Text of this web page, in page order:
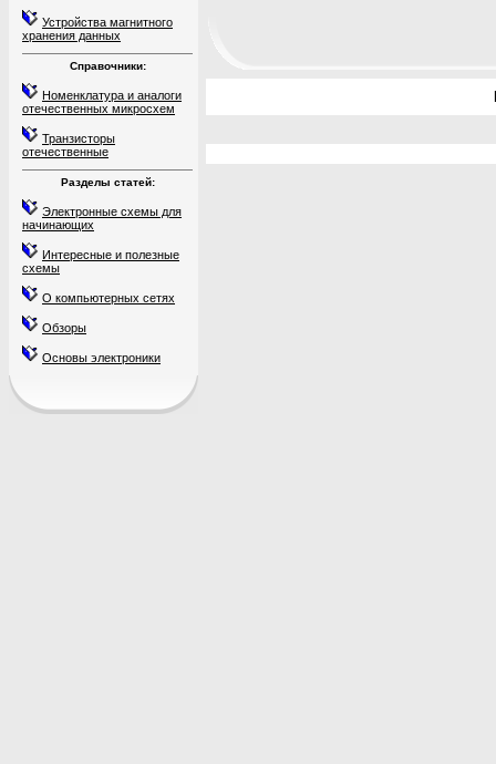
Устройства магнитного
хранения данных
Справочники:
Номенклатура и аналоги
отечественных микросхем
Транзисторы
отечественные
Разделы статей:
Электронные схемы для
начинающих
Интересные и полезные
схемы
О компьютерных сетях
Обзоры
Основы электроники